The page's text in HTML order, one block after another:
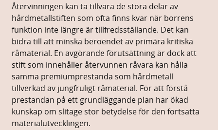
Återvinningen kan ta tillvara de stora delar av
hårdmetallstiften som ofta finns kvar när borrens
funktion inte längre är tillfredsställande. Det kan
bidra till att minska beroendet av primära kritiska
råmaterial. En avgörande förutsättning är dock att
stift som innehåller återvunnen råvara kan hålla
samma premiumprestanda som hårdmetall
tillverkad av jungfruligt råmaterial. För att förstå
prestandan på ett grundläggande plan har ökad
kunskap om slitage stor betydelse för den fortsatta
materialutvecklingen.